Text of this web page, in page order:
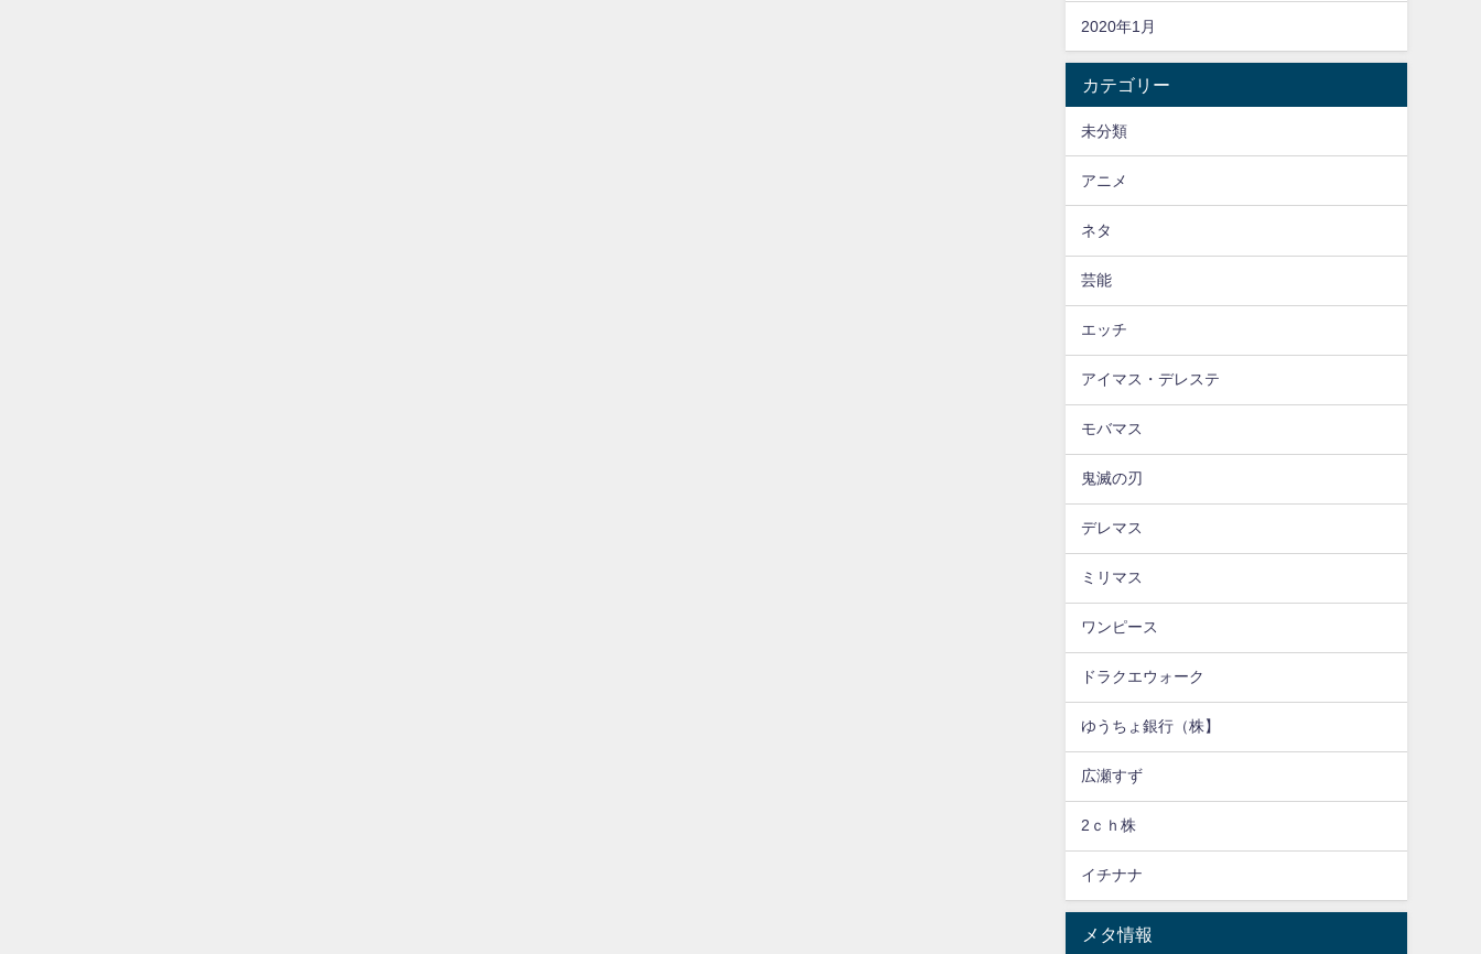
2020年1月
カテゴリー
未分類
アニメ
ネタ
芸能
エッチ
アイマス・デレステ
モバマス
鬼滅の刃
デレマス
ミリマス
ワンピース
ドラクエウォーク
ゆうちょ銀行（株】
広瀬すず
2ｃｈ株
イチナナ
メタ情報